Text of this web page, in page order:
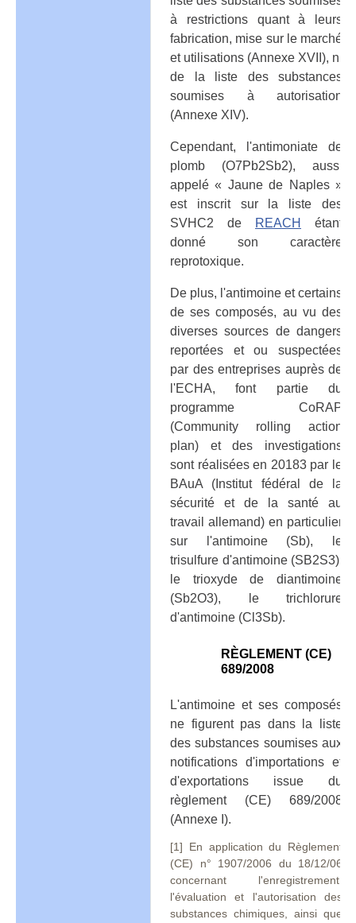
à restrictions quant à leurs
fabrication, mise sur le marché
et utilisations (Annexe XVII), ni
de la liste des substances
soumises à autorisation
(Annexe XIV).
Cependant, l'antimoniate de
plomb (O7Pb2Sb2), aussi
appelé « Jaune de Naples »
est inscrit sur la liste des
SVHC2 de
REACH
étant
donné son caractère
reprotoxique.
De plus, l'antimoine et certains
de ses composés, au vu des
diverses sources de dangers
reportées et ou suspectées
par des entreprises auprès de
l'ECHA, font partie du
programme CoRAP
(Community rolling action
plan) et des investigations
sont réalisées en 20183 par le
BAuA (Institut fédéral de la
sécurité et de la santé au
travail allemand) en particulier
sur l'antimoine (Sb), le
trisulfure d'antimoine (SB2S3),
le trioxyde de diantimoine
(Sb2O3), le trichlorure
d'antimoine (Cl3Sb).
RÈGLEMENT (CE)
689/2008
L'antimoine et ses composés
ne figurent pas dans la liste
des substances soumises aux
notifications d'importations et
d'exportations issue du
règlement (CE) 689/2008
(Annexe I).
[1] En application du Règlement
(CE) n° 1907/2006 du 18/12/06
concernant l'enregistrement,
l'évaluation et l'autorisation des
substances chimiques, ainsi que